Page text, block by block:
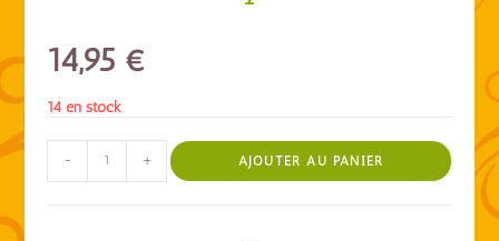
14,95 €
14 en stock
- + AJOUTER AU PANIER